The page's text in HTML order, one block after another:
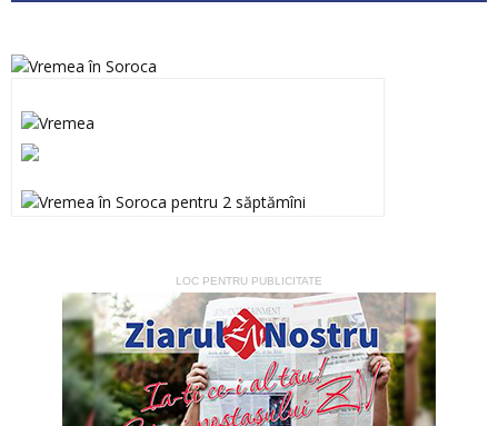
LOC PENTRU PUBLICITATE